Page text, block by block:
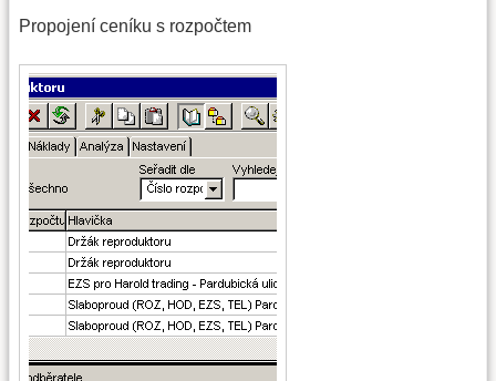
Propojení ceníku s rozpočtem